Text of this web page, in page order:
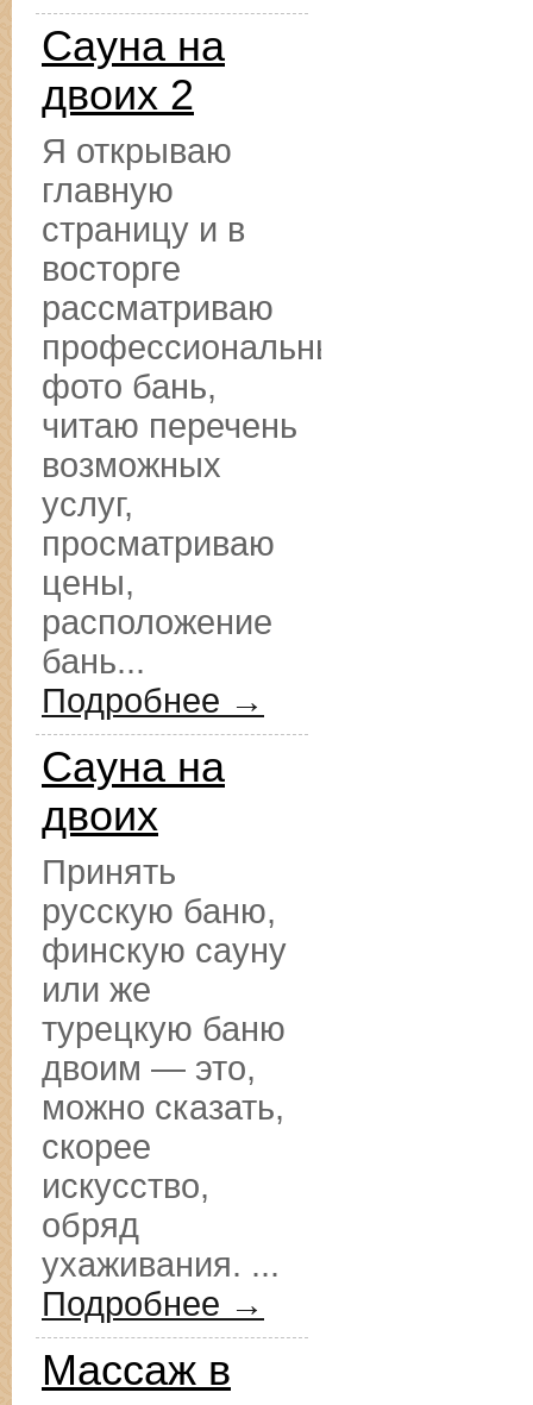
Сауна на
двоих 2
Я открываю
главную
страницу и в
восторге
рассматриваю
профессиональные
фото бань,
читаю перечень
возможных
услуг,
просматриваю
цены,
расположение
бань...
Подробнее →
Сауна на
двоих
Принять
русскую баню,
финскую сауну
или же
турецкую баню
двоим — это,
можно сказать,
скорее
искусство,
обряд
ухаживания. ...
Подробнее →
Массаж в